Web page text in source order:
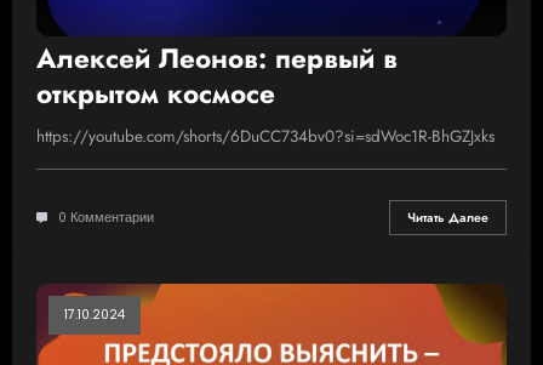
Алексей Леонов: первый в
открытом космосе
https://youtube.com/shorts/6DuCC734bv0?si=sdWoc1R-BhGZJxks
0 Комментарии Читать Далее
17.10.2024